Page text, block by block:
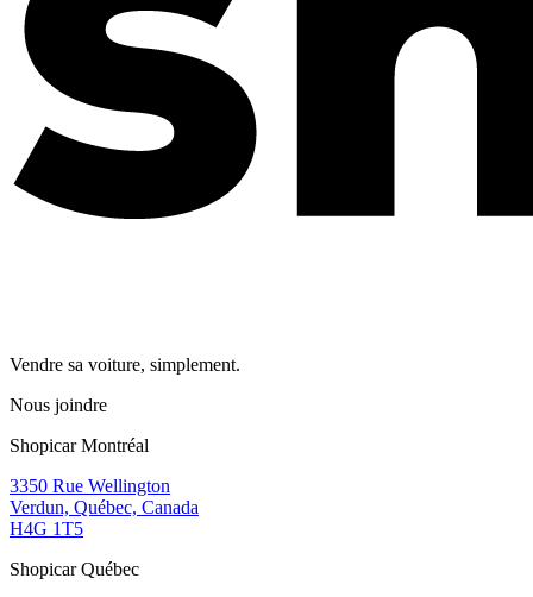
Vendre sa voiture, simplement.
Nous joindre
Shopicar Montréal
3350 Rue Wellington
Verdun, Québec, Canada
H4G 1T5
Shopicar Québec